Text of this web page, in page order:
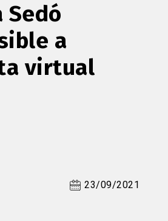
Sedó
a
virtual
23/09/2021